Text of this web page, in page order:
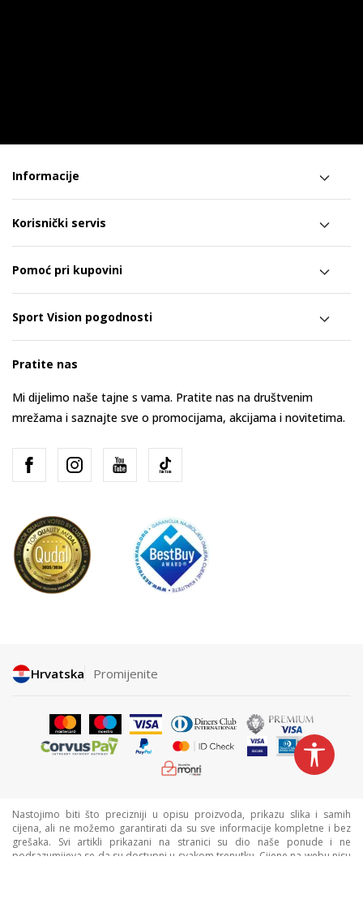
Informacije
Korisnički servis
Pomoć pri kupovini
Sport Vision pogodnosti
Pratite nas
Mi dijelimo naše tajne s vama. Pratite nas na društvenim
mrežama i saznajte sve o promocijama, akcijama i novitetima.
Hrvatska Promijenite
Nastojimo biti što precizniji u opisu proizvoda, prikazu slika i samih
cijena, ali ne možemo garantirati da su sve informacije kompletne i bez
grešaka. Svi artikli prikazani na stranici su dio naše ponude i ne
podrazumijeva se da su dostupni u svakom trenutku. Cijene na webu nisu